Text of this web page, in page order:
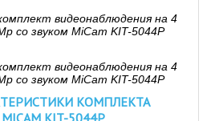
КОМПЛЕКТА
KIT-5044P